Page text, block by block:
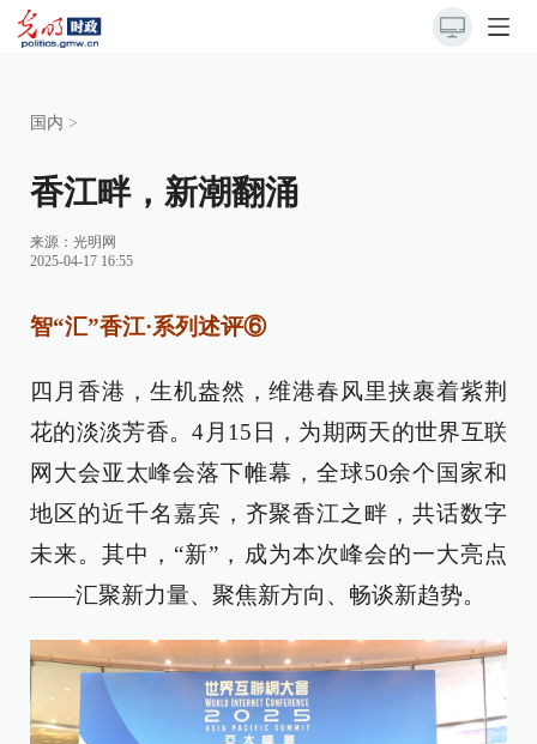
国内 >
香江畔，新潮翻涌
来源： 光明网
2025-04-17 16:55
智“汇”香江·系列述评⑥
四月香港，生机盎然，维港春风里挟裹着紫荆
花的淡淡芳香。4月15日，为期两天的世界互联
网大会亚太峰会落下帷幕，全球50余个国家和
地区的近千名嘉宾，齐聚香江之畔，共话数字
未来。其中，“新”，成为本次峰会的一大亮点
——汇聚新力量、聚焦新方向、畅谈新趋势。